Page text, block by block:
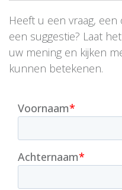
Heeft u een vraag,
een suggestie? Laat
uw mening en kijken
kunnen betekenen.